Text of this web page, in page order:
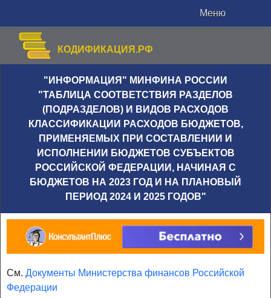
Меню
КОДИФИКАЦИЯ.РФ
"ИНФОРМАЦИЯ" МИНФИНА РОССИИ
"ТАБЛИЦА СООТВЕТСТВИЯ РАЗДЕЛОВ
(ПОДРАЗДЕЛОВ) И ВИДОВ РАСХОДОВ
КЛАССИФИКАЦИИ РАСХОДОВ БЮДЖЕТОВ,
ПРИМЕНЯЕМЫХ ПРИ СОСТАВЛЕНИИ И
ИСПОЛНЕНИИ БЮДЖЕТОВ СУБЪЕКТОВ
РОССИЙСКОЙ ФЕДЕРАЦИИ, НАЧИНАЯ С
БЮДЖЕТОВ НА 2023 ГОД И НА ПЛАНОВЫЙ
ПЕРИОД 2024 И 2025 ГОДОВ"
См. Документы Министерства финансов Российской
Федерации